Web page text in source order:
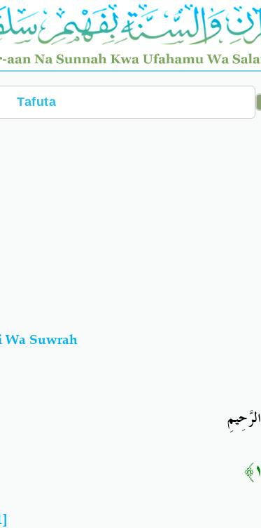
Suwrah